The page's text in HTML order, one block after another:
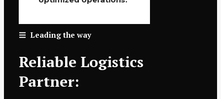
Leading the way
Reliable Logistics
Partner: